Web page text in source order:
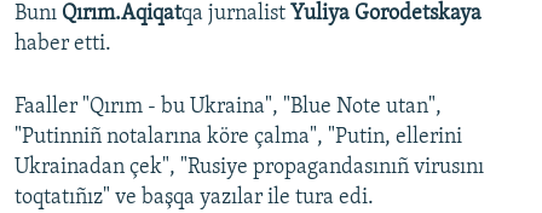
Bunı Qırım.Aqiqatqa jurnalist Yuliya Gorodetskaya
haber etti.
Faaller "Qırım - bu Ukraina", "Blue Note utan",
"Putinniñ notalarına köre çalma", "Putin, ellerini
Ukrainadan çek", "Rusiye propagandasınıñ virusını
toqtatıñız" ve başqa yazılar ile tura edi.